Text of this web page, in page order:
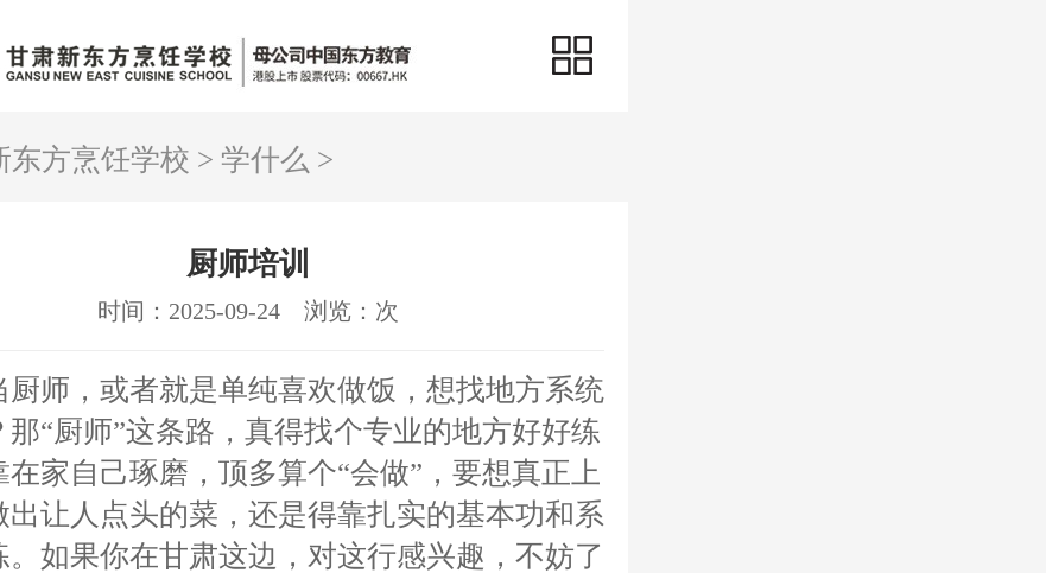
东方烹饪学校 > 学什么 >
厨师培训
时间：2025-09-24 浏览： 次
厨师，或者就是单纯喜欢做饭，想找地方系统
那“厨师”这条路，真得找个专业的地方好好练
在家自己琢磨，顶多算个“会做”，要想真正上
出让人点头的菜，还是得靠扎实的基本功和系
。如果你在甘肃这边，对这行感兴趣，不妨了